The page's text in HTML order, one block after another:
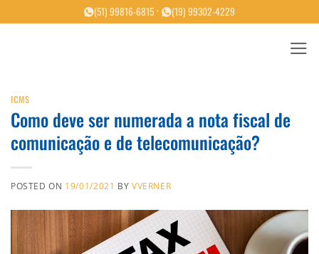
(51) 99816-6815- (19) 99302-4229
ICMS
Como deve ser numerada a nota fiscal de
comunicação e de telecomunicação?
POSTED ON 19/01/2021 BY VVERNER